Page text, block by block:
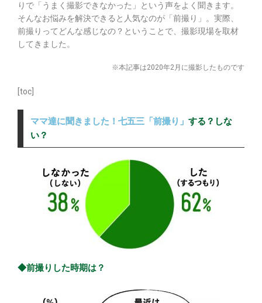
りで「うまく撮影できなかった」という声をよく聞きます。
そんなお悩みを解決できると人気なのが「前撮り」。実際、
前撮りってどんな感じなの？ということで、撮影現場を取材
してきました。
※本記事は2020年2月に撮影したものです
[toc]
ママ達に聞きました！七五三「前撮り」 する？しな
い？
◆前撮りした時期は？